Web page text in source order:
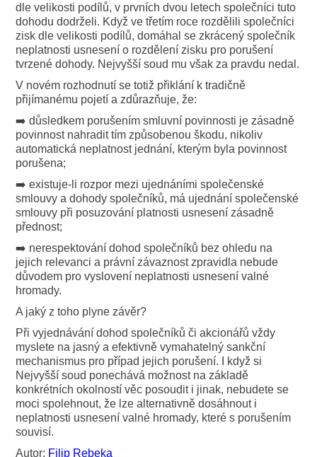
dle velikosti podílů, v prvních dvou letech společníci tuto
dohodu dodrželi. Když ve třetím roce rozdělili společníci
zisk dle velikosti podílů, domáhal se zkrácený společník
neplatnosti usnesení o rozdělení zisku pro porušení
tvrzené dohody. Nejvyšší soud mu však za pravdu nedal.
V novém rozhodnutí se totiž přiklání k tradičně
přijímanému pojetí a zdůrazňuje, že:
➡️ důsledkem porušením smluvní povinnosti je zásadně
povinnost nahradit tím způsobenou škodu, nikoliv
automatická neplatnost jednání, kterým byla povinnost
porušena;
➡️ existuje-li rozpor mezi ujednáními společenské
smlouvy a dohody společníků, má ujednání společenské
smlouvy při posuzování platnosti usnesení zásadně
přednost;
➡️ nerespektování dohod společníků bez ohledu na
jejich relevanci a právní závaznost zpravidla nebude
důvodem pro vyslovení neplatnosti usnesení valné
hromady.
A jaký z toho plyne závěr?
Při vyjednávání dohod společníků či akcionářů vždy
myslete na jasný a efektivně vymahatelný sankční
mechanismus pro případ jejich porušení. I když si
Nejvyšší soud ponechává možnost na základě
konkrétních okolností věc posoudit i jinak, nebudete se
moci spolehnout, že lze alternativně dosáhnout i
neplatnosti usnesení valné hromady, které s porušením
souvisí.
Autor: Filip Rebeka